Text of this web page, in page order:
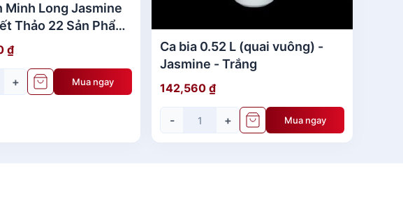
Minh Long Jasmine
Thảo 22 Sản Phẩm
₫
+ Mua ngay
Ca bia 0.52 L (quai vuông) -
Jasmine - Trắng
142,560 ₫
- + Mua ngay